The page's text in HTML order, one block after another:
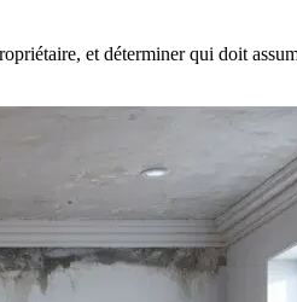
et déterminer qui doit